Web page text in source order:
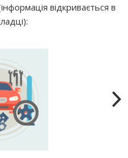
відкривається в